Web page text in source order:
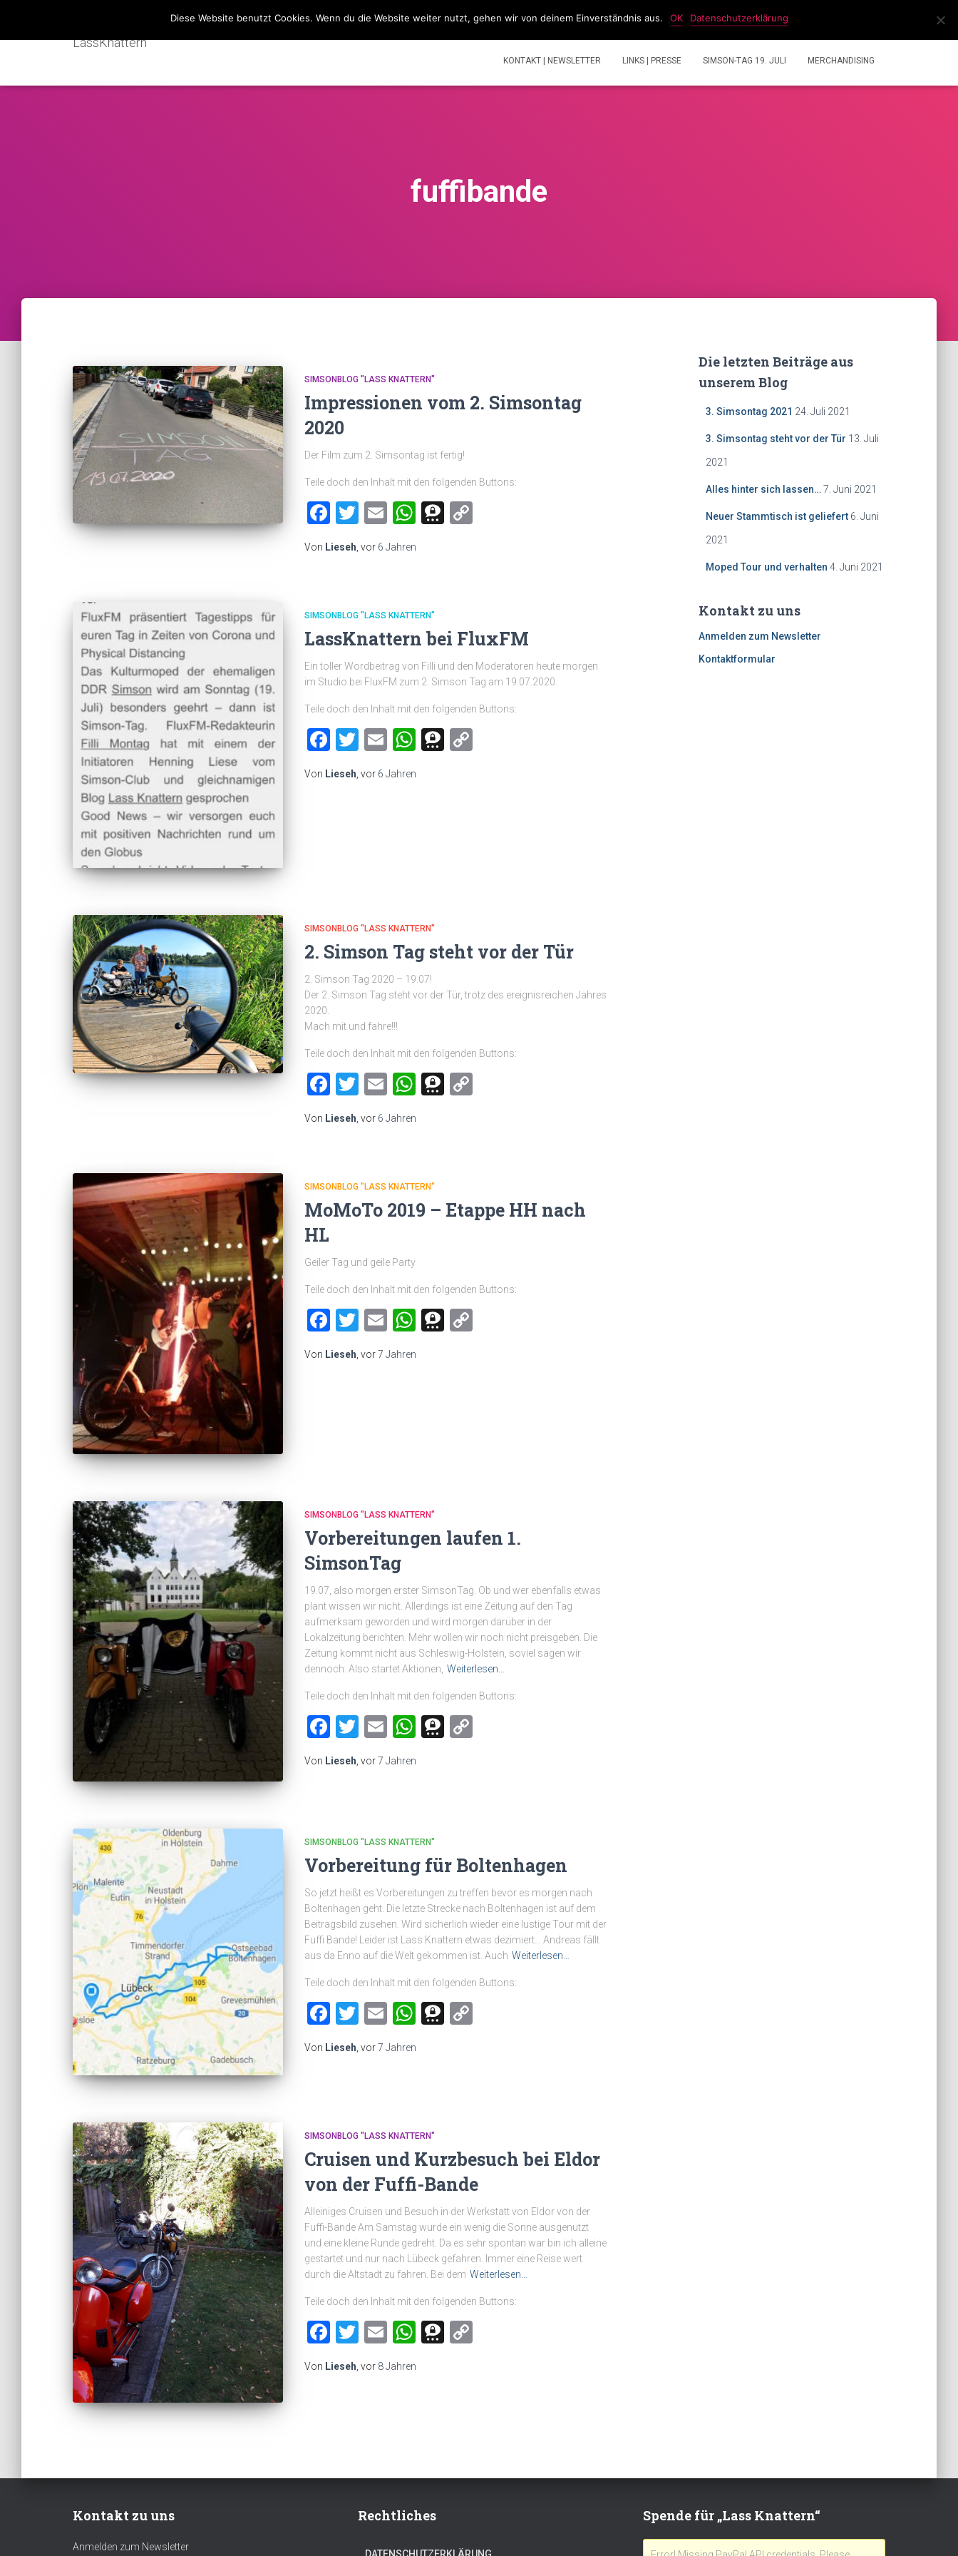
LassKnattern
SIMSONBLOG „LASS KNATTERN“ SIMSON TOUREN | VIDEOS 2 TAKT GEMISCHRECHNER
KONTAKT | NEWSLETTER LINKS | PRESSE SIMSON-TAG 19. JULI MERCHANDISING
fuffibande
SIMSONBLOG "LASS KNATTERN"
Impressionen vom 2. Simsontag
2020
Der Film zum 2. Simsontag ist fertig!
Teile doch den Inhalt mit den folgenden Buttons:
Facebook
Twitter
EmailWhatsApp
Threema
Von Lieseh , vor 6 Jahren
SIMSONBLOG "LASS KNATTERN"
LassKnattern bei FluxFM
Ein toller Wordbeitrag von Filli und den Moderatoren heute morgen
im Studio bei FluxFM zum 2. Simson Tag am 19.07.2020.
Teile doch den Inhalt mit den folgenden Buttons:
Facebook
Twitter
EmailWhatsApp
Threema
Von Lieseh , vor 6 Jahren
SIMSONBLOG "LASS KNATTERN"
2. Simson Tag steht vor der Tür
2. Simson Tag 2020 – 19.07!
Der 2. Simson Tag steht vor der Tür, trotz des ereignisreichen Jahres
2020.
Mach mit und fahre!!!
Teile doch den Inhalt mit den folgenden Buttons:
Facebook
Twitter
EmailWhatsApp
Threema
Von Lieseh, vor 6 Jahren
SIMSONBLOG "LASS KNATTERN"
MoMoTo 2019 – Etappe HH nach
HL
Geiler Tag und geile Party
Teile doch den Inhalt mit den folgenden Buttons:
Facebook
Twitter
EmailWhatsApp
Threema
Von Lieseh, vor7 Jahren
SIMSONBLOG "LASS KNATTERN"
Vorbereitungen laufen 1.
SimsonTag
19.07, also morgen erster SimsonTag. Ob und wer ebenfalls etwas
plant wissen wir nicht. Allerdings ist eine Zeitung auf den Tag
aufmerksam geworden und wird morgen darüber in der
Lokalzeitung berichten. Mehr wollen wir noch nicht preisgeben. Die
Zeitung kommt nicht aus Schleswig-Holstein, soviel sagen wir
dennoch. Also startet Aktionen, Weiterlesen…
Teile doch den Inhalt mit den folgenden Buttons:
Facebook
Twitter
EmailWhatsApp
Threema
Von Lieseh , vor7 Jahren
SIMSONBLOG "LASS KNATTERN"
Vorbereitung für Boltenhagen
So jetzt heißt es Vorbereitungen zu treffen bevor es morgen nach
Boltenhagen geht. Die letzte Strecke nach Boltenhagen ist auf dem
Beitragsbild zusehen. Wird sicherlich wieder eine lustige Tour mit der
Fuffi Bande! Leider ist Lass Knattern etwas dezimiert… Andreas fällt
aus da Enno auf die Welt gekommen ist. Auch Weiterlesen…
Teile doch den Inhalt mit den folgenden Buttons:
Facebook
Twitter
EmailWhatsApp
Threema
Von Lieseh , vor7 Jahren
SIMSONBLOG "LASS KNATTERN"
Cruisen und Kurzbesuch bei Eldor
von der Fuffi-Bande
Alleiniges Cruisen und Besuch in der Werkstatt von Eldor von der
Fuffi-Bande Am Samstag wurde ein wenig die Sonne ausgenutzt
und eine kleine Runde gedreht. Da es sehr spontan war bin ich alleine
gestartet und nur nach Lübeck gefahren. Immer eine Reise wert
durch die Altstadt zu fahren. Bei dem Weiterlesen…
Teile doch den Inhalt mit den folgenden Buttons:
Facebook
Twitter
EmailWhatsApp
Threema
Von Lieseh , vor 8 Jahren
Die letzten Beiträge aus
unserem Blog
3. Simsontag 2021 24. Juli 2021
3. Simsontag steht vor der Tür 13. Juli
2021
Alles hinter sich lassen… 7. Juni 2021
Neuer Stammtisch ist geliefert 6. Juni
2021
Moped Tour und verhalten 4. Juni 2021
Kontakt zu uns
Anmelden zum Newsletter
Kontaktformular
Kontakt zu uns
Anmelden zum Newsletter
Rechtliches Spende für „Lass Knattern“
Diese Website benutzt Cookies. Wenn du die Website weiter nutzt, gehen wir von deinem Einverständnis aus. OK Datenschutzerklärung